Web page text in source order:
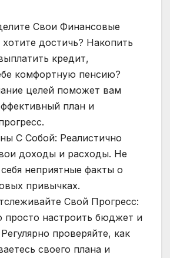
Свои Финансовые
достичь? Накопить
кредит,
комфортную пенсию?
целей поможет вам
план и
С Собой: Реалистично
доходы и расходы. Не
неприятные факты о
привычках.
Свой Прогресс:
просто настроить бюджет и
проверяйте, как
своего плана и